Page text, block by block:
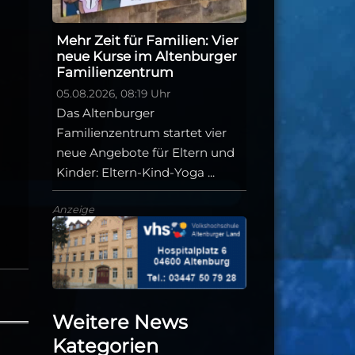
Mehr Zeit für Familien: Vier
neue Kurse im Altenburger
Familienzentrum
05.08.2026, 08:19 Uhr
Das Altenburger
Familienzentrum startet vier
neue Angebote für Eltern und
Kinder: Eltern-Kind-Yoga ...
Anzeige
Weitere News
Kategorien